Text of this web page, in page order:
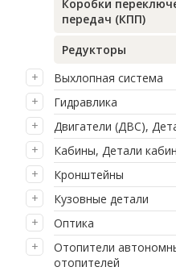
Коробки
передач (КПП)
Редукторы
Выхлопная система
Гидравлика
Двигатели (ДВС),
Кабины, Детали кабин
Кронштейны
Кузовные детали
Оптика
Отопители
отопителей